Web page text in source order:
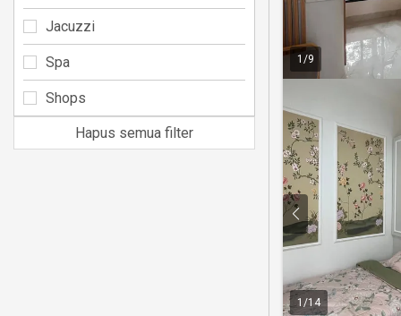
1 /9
1 /14
Jacuzzi
Spa
Shops
Hapus semua filter